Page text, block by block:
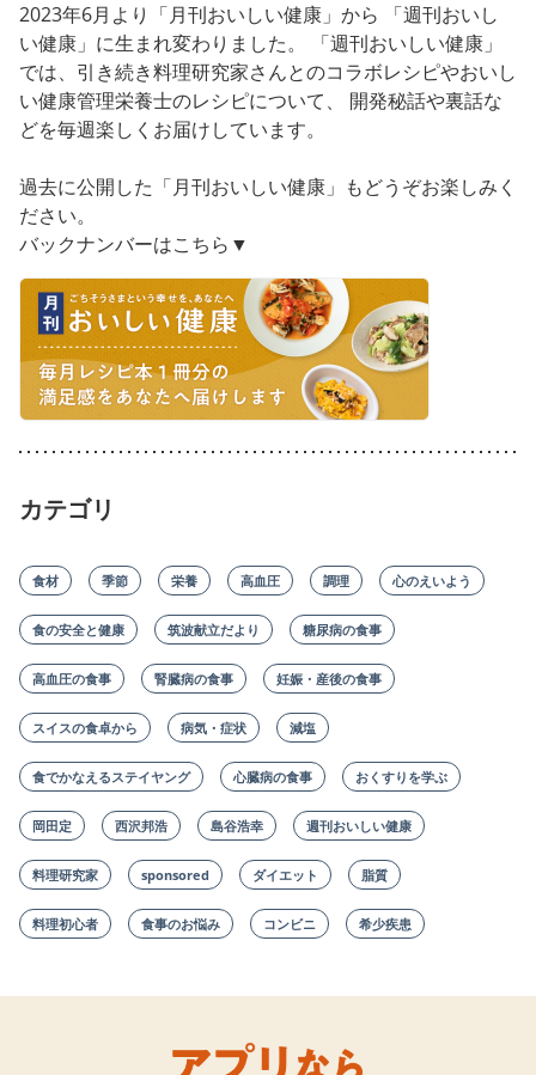
2023年6月より「月刊おいしい健康」から 「週刊おいし
い健康」に生まれ変わりました。 「週刊おいしい健康」
では、引き続き料理研究家さんとのコラボレシピやおいし
い健康管理栄養士のレシピについて、 開発秘話や裏話な
どを毎週楽しくお届けしています。
過去に公開した「月刊おいしい健康」もどうぞお楽しみく
ださい。
バックナンバーはこちら▼
カテゴリ
食材 季節 栄養 高血圧 調理 心のえいよう
食の安全と健康 筑波献立だより 糖尿病の食事
高血圧の食事 腎臓病の食事 妊娠・産後の食事
スイスの食卓から 病気・症状 減塩
食でかなえるステイヤング 心臓病の食事 おくすりを学ぶ
岡田定 西沢邦浩 島谷浩幸 週刊おいしい健康
料理研究家 sponsored ダイエット 脂質
料理初心者 食事のお悩み コンビニ 希少疾患